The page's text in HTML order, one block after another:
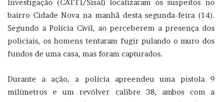
Investigação (CATTI/Sisal) localizaram os suspeitos no
bairro Cidade Nova na manhã desta segunda-feira (14).
Segundo a Polícia Civil, ao perceberem a presença dos
policiais, os homens tentaram fugir pulando o muro dos
fundos de uma casa, mas foram capturados.
Durante a ação, a polícia apreendeu uma pistola 9
milímetros e um revólver calibre 38, ambos com a